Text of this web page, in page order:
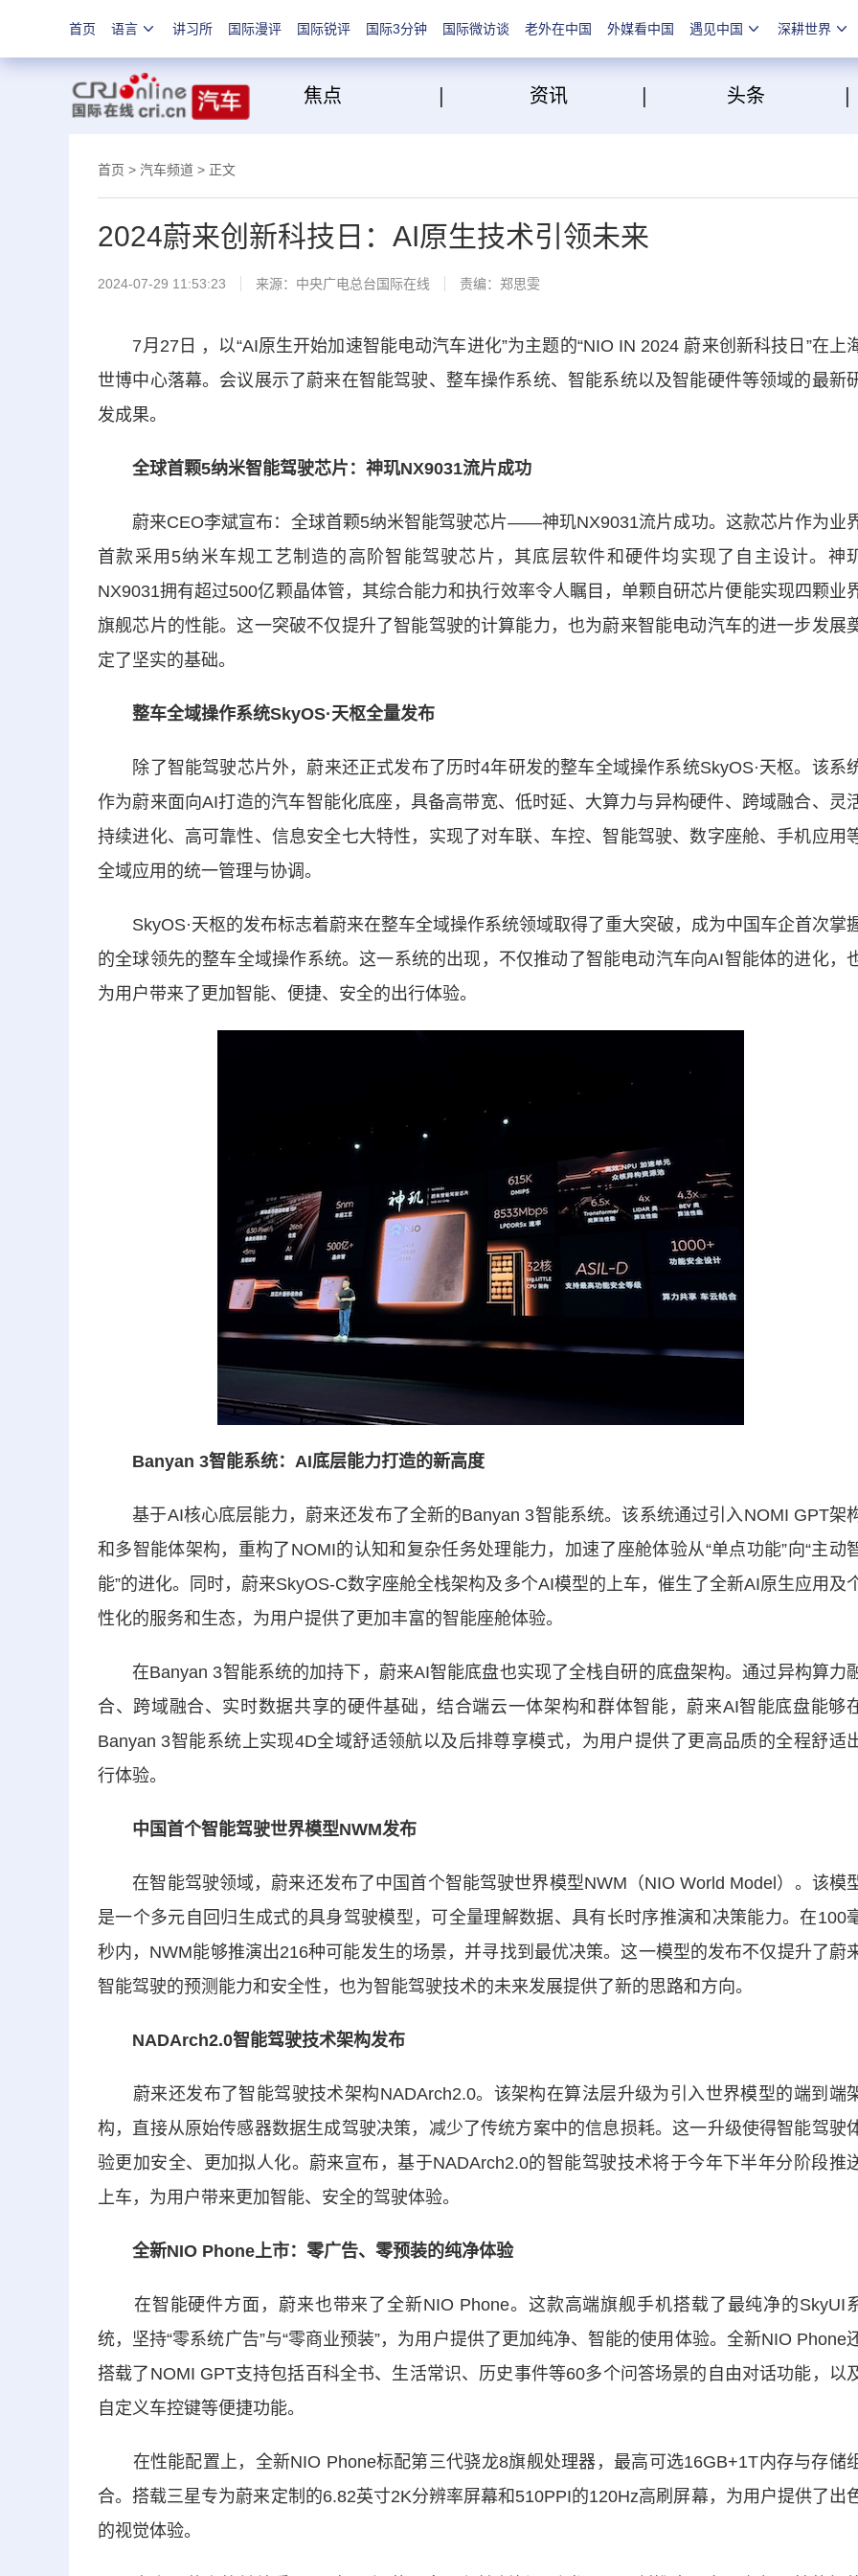
首页 语言 讲习所 国际漫评 国际锐评 国际3分钟 国际微访谈 老外在中国 外媒看中国 遇见中国 深耕世界
焦点 | 资讯 | 头条
首页 > 汽车频道 > 正文
2024蔚来创新科技日：AI原生技术引领未来
2024-07-29 11:53:23 来源： 中央广电总台国际在线 责编：郑思雯
7月27日 ，以“AI原生开始加速智能电动汽车进化”为主题的“NIO IN 2024 蔚来创新科技日”在上
世博中心落幕。会议展示了蔚来在智能驾驶、整车操作系统、智能系统以及智能硬件等领域的最新
发成果。
全球首颗5纳米智能驾驶芯片：神玑NX9031流片成功
蔚来CEO李斌宣布：全球首颗5纳米智能驾驶芯片——神玑NX9031流片成功。这款芯片作为业
首款采用5纳米车规工艺制造的高阶智能驾驶芯片，其底层软件和硬件均实现了自主设计。神
NX9031拥有超过500亿颗晶体管，其综合能力和执行效率令人瞩目，单颗自研芯片便能实现四颗业
旗舰芯片的性能。这一突破不仅提升了智能驾驶的计算能力，也为蔚来智能电动汽车的进一步发展
定了坚实的基础。
整车全域操作系统SkyOS·天枢全量发布
除了智能驾驶芯片外，蔚来还正式发布了历时4年研发的整车全域操作系统SkyOS·天枢。该系
作为蔚来面向AI打造的汽车智能化底座，具备高带宽、低时延、大算力与异构硬件、跨域融合、灵
持续进化、高可靠性、信息安全七大特性，实现了对车联、车控、智能驾驶、数字座舱、手机应用
全域应用的统一管理与协调。
SkyOS·天枢的发布标志着蔚来在整车全域操作系统领域取得了重大突破，成为中国车企首次掌
的全球领先的整车全域操作系统。这一系统的出现，不仅推动了智能电动汽车向AI智能体的进化，
为用户带来了更加智能、便捷、安全的出行体验。
Banyan 3智能系统：AI底层能力打造的新高度
基于AI核心底层能力，蔚来还发布了全新的Banyan 3智能系统。该系统通过引入NOMI GPT架
和多智能体架构，重构了NOMI的认知和复杂任务处理能力，加速了座舱体验从“单点功能”向“主动
能”的进化。同时，蔚来SkyOS-C数字座舱全栈架构及多个AI模型的上车，催生了全新AI原生应用及
性化的服务和生态，为用户提供了更加丰富的智能座舱体验。
在Banyan 3智能系统的加持下，蔚来AI智能底盘也实现了全栈自研的底盘架构。通过异构算力
合、跨域融合、实时数据共享的硬件基础，结合端云一体架构和群体智能，蔚来AI智能底盘能够
Banyan 3智能系统上实现4D全域舒适领航以及后排尊享模式，为用户提供了更高品质的全程舒适
行体验。
中国首个智能驾驶世界模型NWM发布
在智能驾驶领域，蔚来还发布了中国首个智能驾驶世界模型NWM（NIO World Model）。该模
是一个多元自回归生成式的具身驾驶模型，可全量理解数据、具有长时序推演和决策能力。在100
秒内，NWM能够推演出216种可能发生的场景，并寻找到最优决策。这一模型的发布不仅提升了蔚
智能驾驶的预测能力和安全性，也为智能驾驶技术的未来发展提供了新的思路和方向。
NADArch2.0智能驾驶技术架构发布
蔚来还发布了智能驾驶技术架构NADArch2.0。该架构在算法层升级为引入世界模型的端到端
构，直接从原始传感器数据生成驾驶决策，减少了传统方案中的信息损耗。这一升级使得智能驾驶
验更加安全、更加拟人化。蔚来宣布，基于NADArch2.0的智能驾驶技术将于今年下半年分阶段推
上车，为用户带来更加智能、安全的驾驶体验。
全新NIO Phone上市：零广告、零预装的纯净体验
在智能硬件方面，蔚来也带来了全新NIO Phone。这款高端旗舰手机搭载了最纯净的SkyUI
统，坚持“零系统广告”与“零商业预装”，为用户提供了更加纯净、智能的使用体验。全新NIO Phone
搭载了NOMI GPT支持包括百科全书、生活常识、历史事件等60多个问答场景的自由对话功能，以
自定义车控键等便捷功能。
在性能配置上，全新NIO Phone标配第三代骁龙8旗舰处理器，最高可选16GB+1T内存与存储
合。搭载三星专为蔚来定制的6.82英寸2K分辨率屏幕和510PPI的120Hz高刷屏幕，为用户提供了出
的视觉体验。